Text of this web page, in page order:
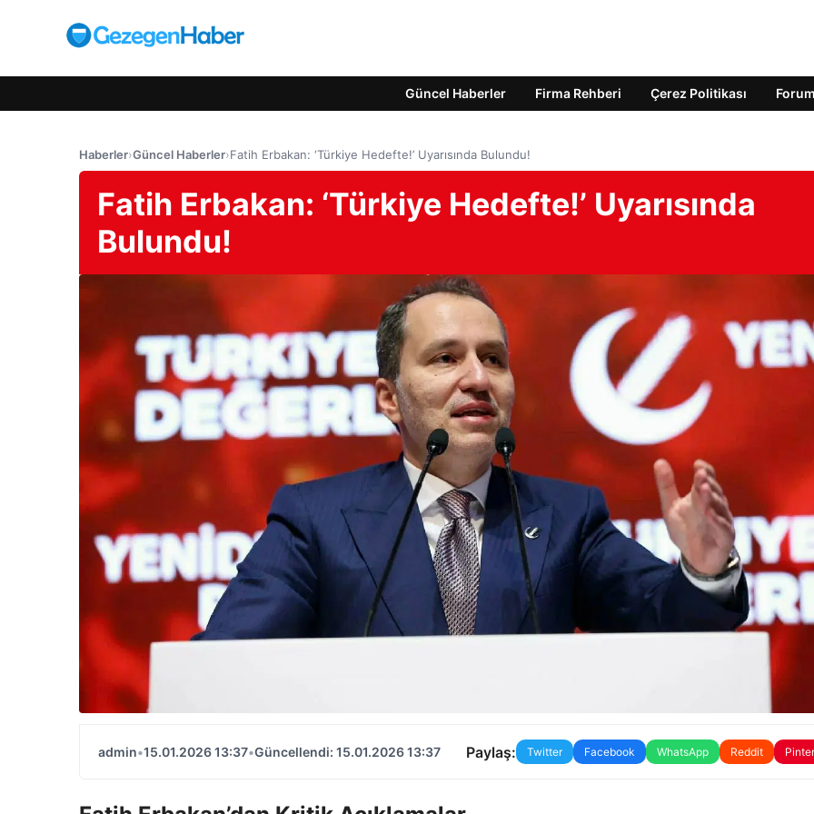
Güncel Haberler Firma Rehberi Çerez Politikası Forum
Haberler›Güncel Haberler›Fatih Erbakan: ‘Türkiye Hedefte!’ Uyarısında Bulundu!
Fatih Erbakan: ‘Türkiye Hedefte!’ Uyarısında
Bulundu!
admin•15.01.2026 13:37•Güncellendi: 15.01.2026 13:37 Paylaş: Twitter Facebook WhatsApp Reddit